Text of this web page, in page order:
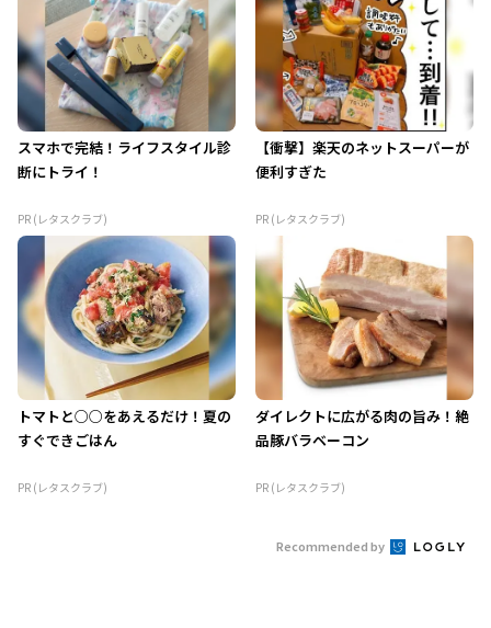
スマホで完結！ライフスタイル診
断にトライ！
PR (レタスクラブ)
【衝撃】楽天のネットスーパーが
便利すぎた
PR (レタスクラブ)
トマトと○○をあえるだけ！夏の
すぐできごはん
PR (レタスクラブ)
ダイレクトに広がる肉の旨み！絶
品豚バラベーコン
PR (レタスクラブ)
Recommended by